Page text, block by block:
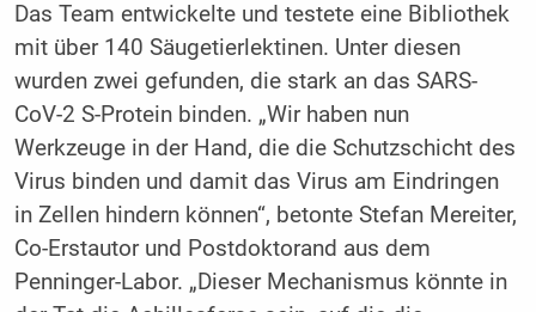
Das Team entwickelte und testete eine Bibliothek
mit über 140 Säugetierlektinen. Unter diesen
wurden zwei gefunden, die stark an das SARS-
CoV-2 S-Protein binden. „Wir haben nun
Werkzeuge in der Hand, die die Schutzschicht des
Virus binden und damit das Virus am Eindringen
in Zellen hindern können“, betonte Stefan Mereiter,
Co-Erstautor und Postdoktorand aus dem
Penninger-Labor. „Dieser Mechanismus könnte in